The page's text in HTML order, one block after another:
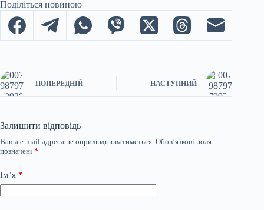
Поділіться новиною
ПОПЕРЕДНІЙ НАСТУПНИЙ
Залишити відповідь
Ваша e-mail адреса не оприлюднюватиметься. Обов’язкові поля
позначені *
Ім’я *